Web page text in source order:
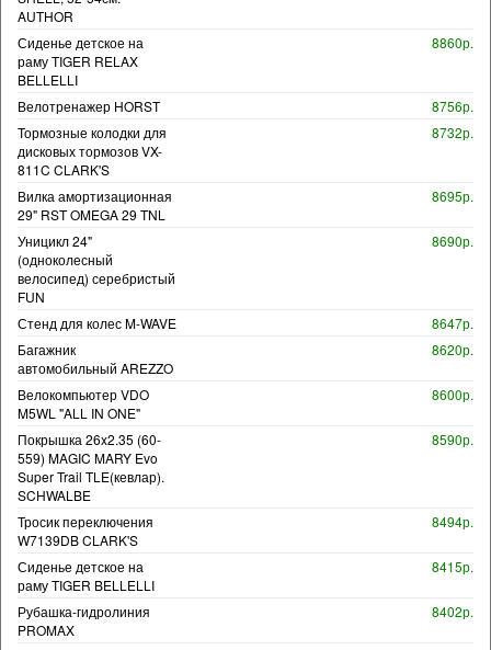
AUTHOR
Сиденье детское на
раму TIGER RELAX
BELLELLI
8860р.
Велотренажер HORST
8756р.
Тормозные колодки для
дисковых тормозов VX-
811C CLARK'S
8732р.
Вилка амортизационная
29" RST OMEGA 29 TNL
8695р.
Уницикл 24"
(одноколесный
велосипед) серебристый
FUN
8690р.
Стенд для колес M-WAVE
8647р.
Багажник
автомобильный AREZZO
8620р.
Велокомпьютер VDO
M5WL "ALL IN ONE"
8600р.
Покрышка 26x2.35 (60-
559) MAGIC MARY Evo
Super Trail TLE(кевлар).
SCHWALBE
8590р.
Тросик переключения
W7139DB CLARK'S
8494р.
Сиденье детское на
раму TIGER BELLELLI
8415р.
Рубашка-гидролиния
PROMAX
8402р.